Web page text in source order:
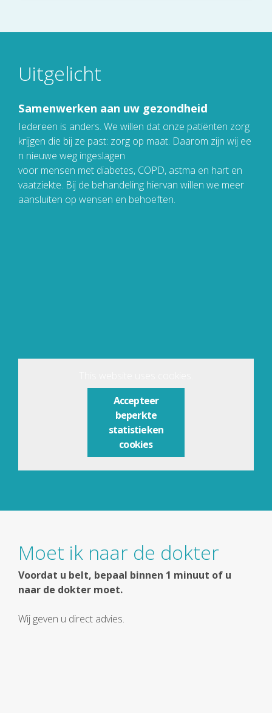
Uitgelicht
Samenwerken aan uw gezondheid
Iedereen is anders. We willen dat onze patiënten zorg
krijgen die bij ze past: zorg op maat. Daarom zijn wij ee
n nieuwe weg ingeslagen
voor mensen met diabetes, COPD, astma en hart en
vaatziekte. Bij de behandeling hiervan willen we meer
aansluiten op wensen en behoeften.
Accepteer
beperkte
statistieken
cookies
Moet ik naar de dokter
Voordat u belt, bepaal binnen 1 minuut of u
naar de dokter moet.
Wij geven u direct advies.